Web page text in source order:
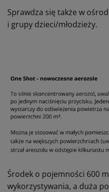
Sprawdza się także w
i grupy dzieci/młodzieży.
Środek o pojemności 600
wykorzystywania, a duża